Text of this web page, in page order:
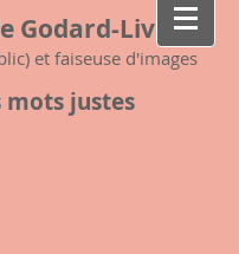
Godard-Livet
et faiseuse d'images
mots justes